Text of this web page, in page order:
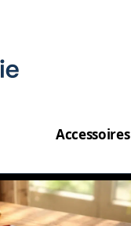
Accessoires